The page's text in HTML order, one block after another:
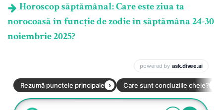
Horoscop săptămânal: Care este ziua ta
norocoasă în funcție de zodie în săptămâna 24-30
noiembrie 2025?